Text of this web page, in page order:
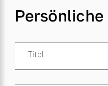
Persönliche
Titel